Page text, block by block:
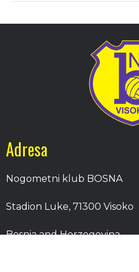
Adresa
Nogometni klub BOSNA
Stadion Luke, 71300 Visoko
Bosnia and Herzegovina